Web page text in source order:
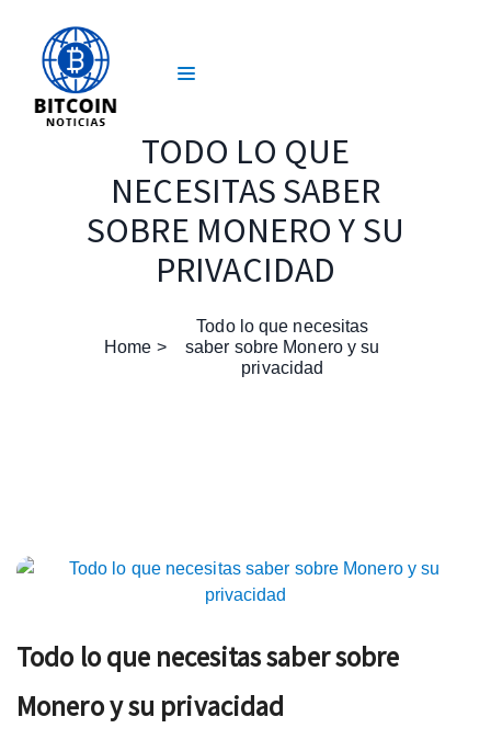
TODO LO QUE
NECESITAS SABER
SOBRE MONERO Y SU
PRIVACIDAD
Home
Todo lo que necesitas
saber sobre Monero y su
privacidad
Todo lo que necesitas saber sobre
Monero y su privacidad
Navegación
de
entradas